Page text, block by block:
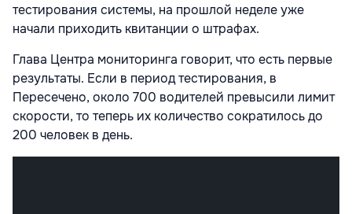
тестирования системы, на прошлой неделе уже
начали приходить квитанции о штрафах.
Глава Центра мониторинга говорит, что есть первые
результаты. Если в период тестирования, в
Пересечено, около 700 водителей превысили лимит
скорости, то теперь их количество сократилось до
200 человек в день.